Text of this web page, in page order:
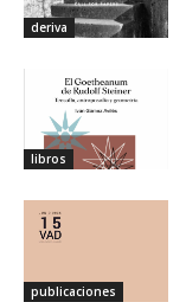
deriva
libros
publicaciones